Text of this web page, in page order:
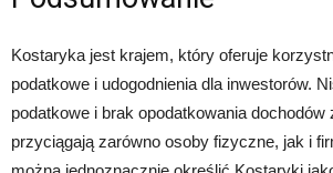
Kostaryka jest krajem, który oferuje
podatkowe i udogodnienia dla inwestorów.
podatkowe i brak opodatkowania dochodów
przyciągają zarówno osoby fizyczne, jak i